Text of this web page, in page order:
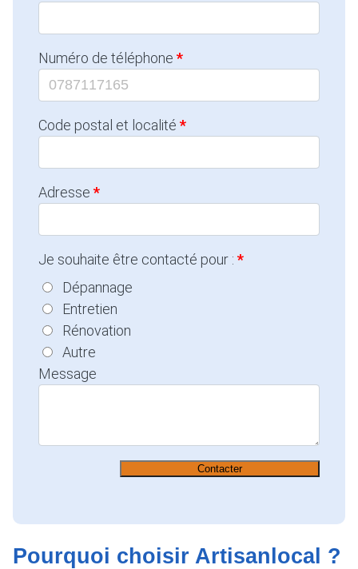
Numéro de téléphone
Code postal et localité
Adresse
Je souhaite être contacté pour :
Dépannage
Entretien
Rénovation
Autre
Message
Contacter
Pourquoi choisir Artisanlocal ?